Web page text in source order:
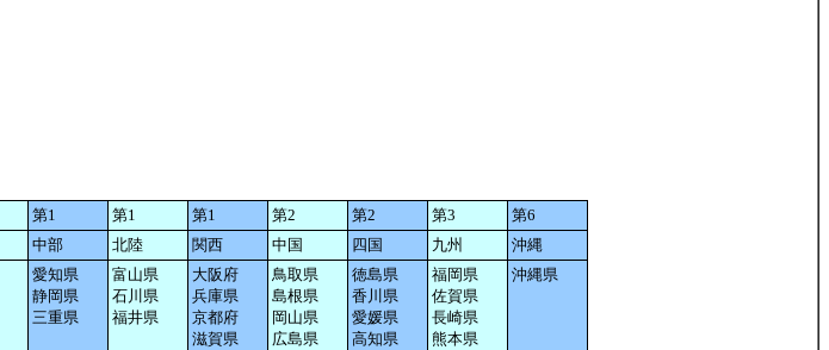
第1 第1 第1 第2 第2 第3
第6
中部 北陸 関西 中国 四国 九州 沖縄
愛知県
静岡県
三重県
富山県
石川県
福井県
大阪府
兵庫県
京都府
滋賀県
鳥取県
島根県
岡山県
広島県
徳島県
香川県
愛媛県
高知県
福岡県
佐賀県
長崎県
熊本県
沖縄県